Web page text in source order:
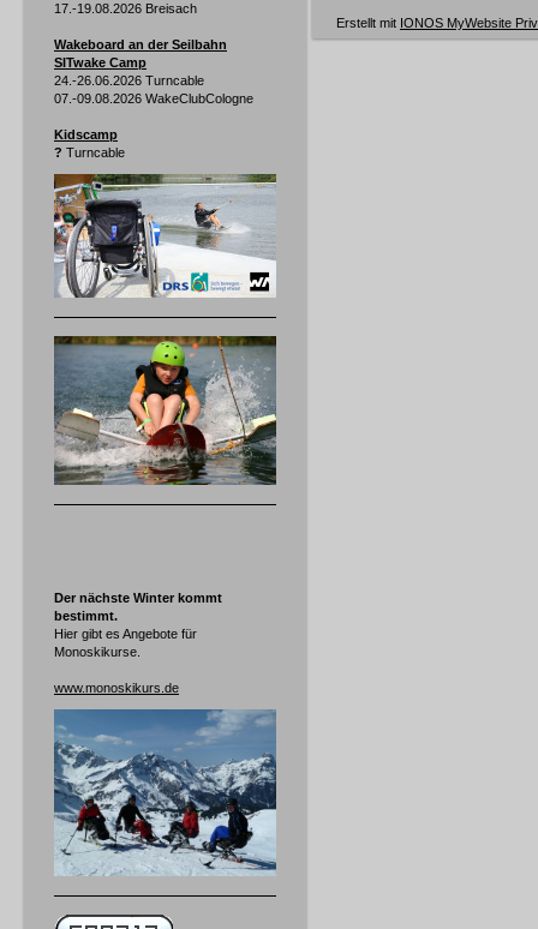
17.-19.08.2026 Breisach
Wakeboard an der Seilbahn
SITwake Camp
24.-26.06.2026 Turncable
07.-09.08.2026 WakeClubCologne
Kidscamp
? Turncable
Der nächste Winter kommt
bestimmt.
Hier gibt es Angebote für
Monoskikurse.
www.monoskikurs.de
Erstellt mit IONOS MyWebsite